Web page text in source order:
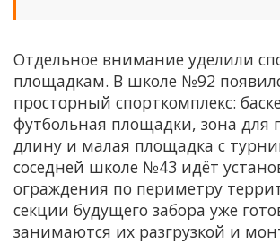
Отдельное внимание уделили
площадкам. В школе №92
просторный спорткомплекс:
футбольная площадки, зона для
длину и малая площадка с
соседней школе №43 идёт
ограждения по периметру
секции будущего забора уже
занимаются их разгрузкой и